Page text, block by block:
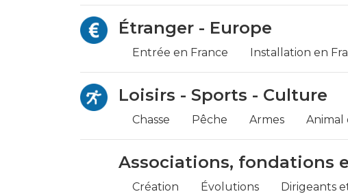
Étranger - Europe
Entrée en France Installation en
Loisirs - Sports - Culture
Chasse Pêche Armes Animal
Associations, fondations
Création Évolutions Dirigeants